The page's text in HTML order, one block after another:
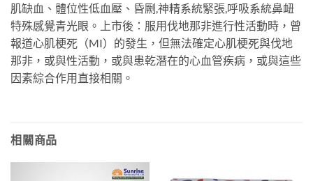
肌缺血、體位性低血壓、昏劂,神精系統緊張,呼吸系統鼻衄
特殊感覺青光眼。上市後：服用伐地那非進行性活動時，曾
報道心肌梗死（MI）的發生，但無法確定心肌梗死與伐地
那非，或與性活動，或與患乾潛在的心血管疾病，或與這些
因素綜合作用直接相關。
相關商品